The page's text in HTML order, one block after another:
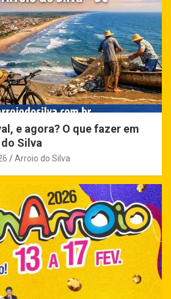
e agora? O que fazer em
Silva
Arroio do Silva